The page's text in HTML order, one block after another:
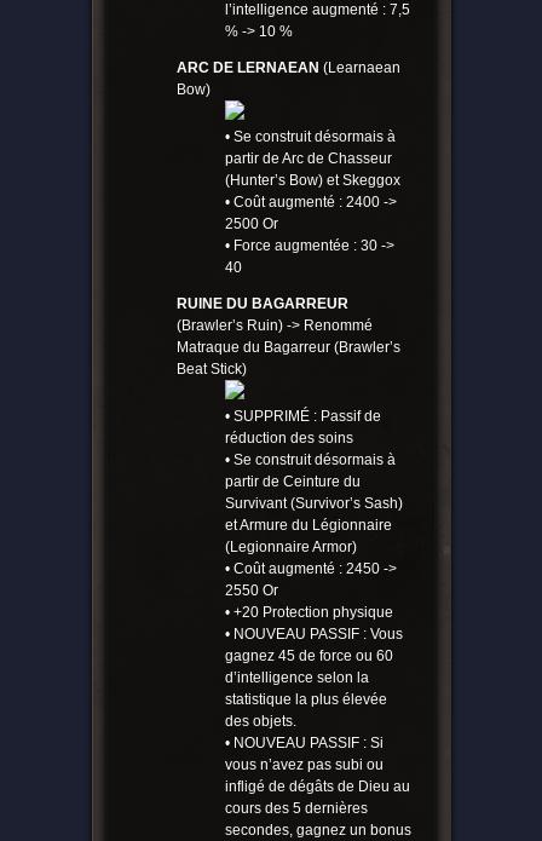
l’intelligence augmenté : 7,5
% -> 10 %
ARC DE LERNAEAN (Learnaean
Bow)
• Se construit désormais à
partir de Arc de Chasseur
(Hunter’s Bow) et Skeggox
• Coût augmenté : 2400 ->
2500 Or
• Force augmentée : 30 ->
40
RUINE DU BAGARREUR
(Brawler’s Ruin) -> Renommé
Matraque du Bagarreur (Brawler’s
Beat Stick)
• SUPPRIMÉ : Passif de
réduction des soins
• Se construit désormais à
partir de Ceinture du
Survivant (Survivor’s Sash)
et Armure du Légionnaire
(Legionnaire Armor)
• Coût augmenté : 2450 ->
2550 Or
• +20 Protection physique
• NOUVEAU PASSIF : Vous
gagnez 45 de force ou 60
d’intelligence selon la
statistique la plus élevée
des objets.
• NOUVEAU PASSIF : Si
vous n’avez pas subi ou
infligé de dégâts de Dieu au
cours des 5 dernières
secondes, gagnez un bonus